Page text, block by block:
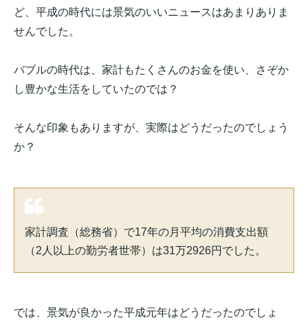
ど、平成の時代には景気のいいニュースはあまりありま
せんでした。
バブルの時代は、家計もたくさんのお金を使い、さぞか
し豊かな生活をしていたのでは？
そんな印象もありますが、実際はどうだったのでしょう
か？
家計調査（総務省）で17年の月平均の消費支出額
（2人以上の勤労者世帯）は31万2926円でした。
では、景気が良かった平成元年はどうだったのでしょ